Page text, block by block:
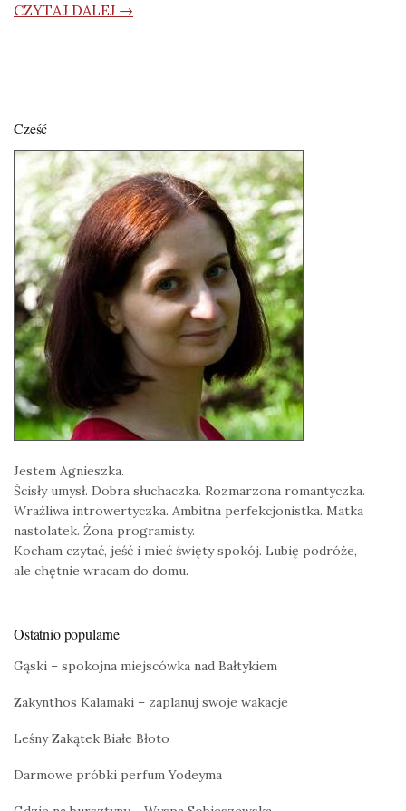
CZYTAJ DALEJ →
Cześć
Jestem Agnieszka.
Ścisły umysł. Dobra słuchaczka. Rozmarzona romantyczka.
Wrażliwa introwertyczka. Ambitna perfekcjonistka. Matka
nastolatek. Żona programisty.
Kocham czytać, jeść i mieć święty spokój. Lubię podróże,
ale chętnie wracam do domu.
Ostatnio popularne
Gąski – spokojna miejscówka nad Bałtykiem
Zakynthos Kalamaki – zaplanuj swoje wakacje
Leśny Zakątek Białe Błoto
Darmowe próbki perfum Yodeyma